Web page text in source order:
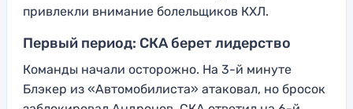
привлекли внимание болельщиков КХЛ.
Первый период: СКА берет лидерство
Команды начали осторожно. На 3-й минуте
Блэкер из «Автомобилиста» атаковал, но бросок